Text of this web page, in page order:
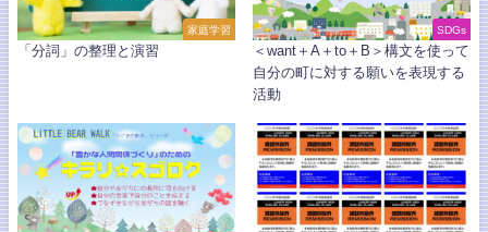
家庭学習
「分詞」の整理と演習
SDGs
＜want＋A＋to＋B＞構文を使って
自分の町に対する願いを表現する
活動